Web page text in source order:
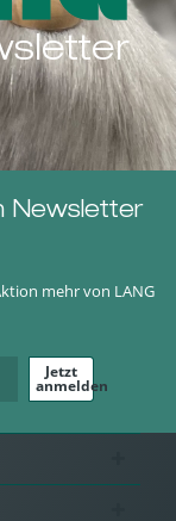
Newsletter
mehr von LANG
Jetzt
anmelden